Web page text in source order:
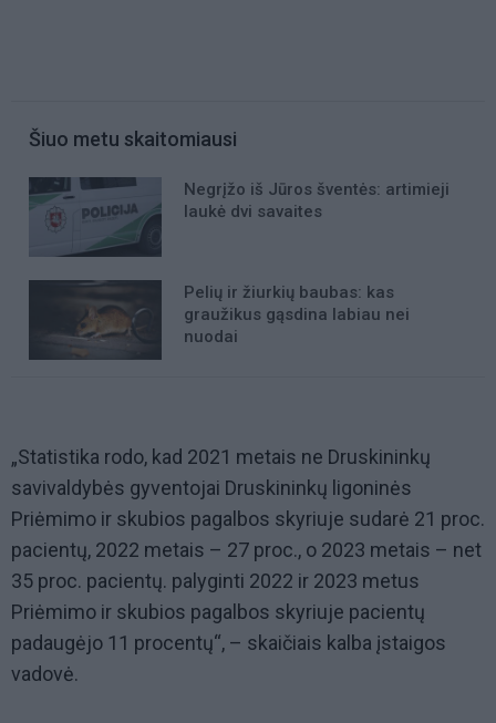
Šiuo metu skaitomiausi
Negrįžo iš Jūros šventės: artimieji
laukė dvi savaites
Pelių ir žiurkių baubas: kas
graužikus gąsdina labiau nei
nuodai
„Statistika rodo, kad 2021 metais ne Druskininkų
savivaldybės gyventojai Druskininkų ligoninės
Priėmimo ir skubios pagalbos skyriuje sudarė 21 proc.
pacientų, 2022 metais – 27 proc., o 2023 metais – net
35 proc. pacientų. palyginti 2022 ir 2023 metus
Priėmimo ir skubios pagalbos skyriuje pacientų
padaugėjo 11 procentų“, – skaičiais kalba įstaigos
vadovė.